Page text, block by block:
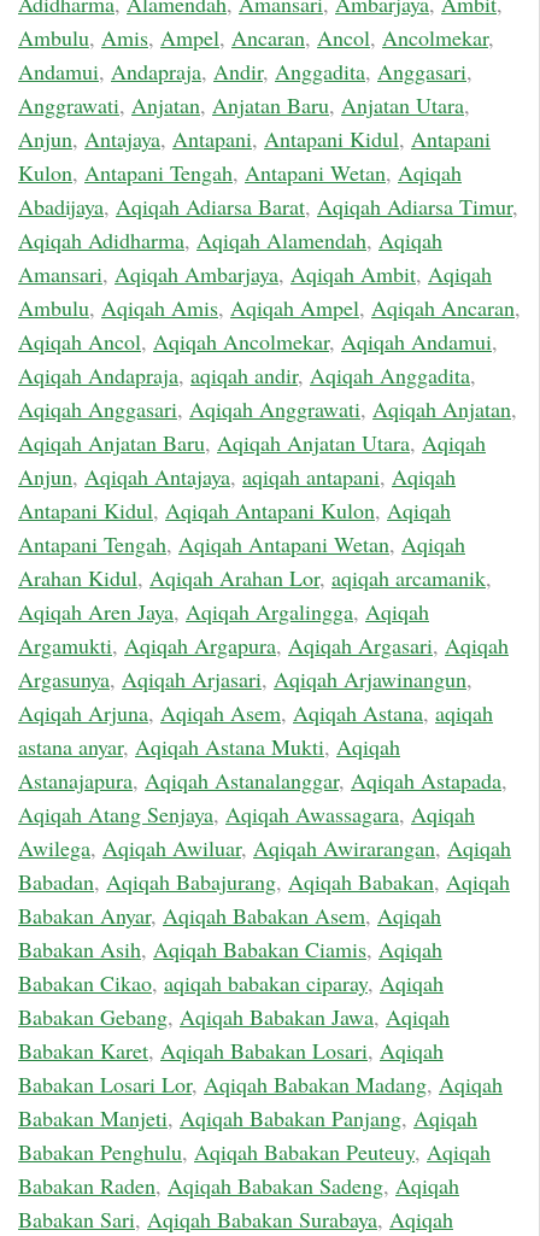
Ambulu, Amis, Ampel, Ancaran, Ancol, Ancolmekar,
Andamui, Andapraja, Andir, Anggadita, Anggasari,
Anggrawati, Anjatan, Anjatan Baru, Anjatan Utara,
Anjun, Antajaya, Antapani, Antapani Kidul, Antapani
Kulon, Antapani Tengah, Antapani Wetan, Aqiqah
Abadijaya, Aqiqah Adiarsa Barat, Aqiqah Adiarsa Timur,
Aqiqah Adidharma, Aqiqah Alamendah, Aqiqah
Amansari, Aqiqah Ambarjaya, Aqiqah Ambit, Aqiqah
Ambulu, Aqiqah Amis, Aqiqah Ampel, Aqiqah Ancaran,
Aqiqah Ancol, Aqiqah Ancolmekar, Aqiqah Andamui,
Aqiqah Andapraja, aqiqah andir, Aqiqah Anggadita,
Aqiqah Anggasari, Aqiqah Anggrawati, Aqiqah Anjatan,
Aqiqah Anjatan Baru, Aqiqah Anjatan Utara, Aqiqah
Anjun, Aqiqah Antajaya, aqiqah antapani, Aqiqah
Antapani Kidul, Aqiqah Antapani Kulon, Aqiqah
Antapani Tengah, Aqiqah Antapani Wetan, Aqiqah
Arahan Kidul, Aqiqah Arahan Lor, aqiqah arcamanik,
Aqiqah Aren Jaya, Aqiqah Argalingga, Aqiqah
Argamukti, Aqiqah Argapura, Aqiqah Argasari, Aqiqah
Argasunya, Aqiqah Arjasari, Aqiqah Arjawinangun,
Aqiqah Arjuna, Aqiqah Asem, Aqiqah Astana, aqiqah
astana anyar, Aqiqah Astana Mukti, Aqiqah
Astanajapura, Aqiqah Astanalanggar, Aqiqah Astapada,
Aqiqah Atang Senjaya, Aqiqah Awassagara, Aqiqah
Awilega, Aqiqah Awiluar, Aqiqah Awirarangan, Aqiqah
Babadan, Aqiqah Babajurang, Aqiqah Babakan, Aqiqah
Babakan Anyar, Aqiqah Babakan Asem, Aqiqah
Babakan Asih, Aqiqah Babakan Ciamis, Aqiqah
Babakan Cikao, aqiqah babakan ciparay, Aqiqah
Babakan Gebang, Aqiqah Babakan Jawa, Aqiqah
Babakan Karet, Aqiqah Babakan Losari, Aqiqah
Babakan Losari Lor, Aqiqah Babakan Madang, Aqiqah
Babakan Manjeti, Aqiqah Babakan Panjang, Aqiqah
Babakan Penghulu, Aqiqah Babakan Peuteuy, Aqiqah
Babakan Raden, Aqiqah Babakan Sadeng, Aqiqah
Babakan Sari, Aqiqah Babakan Surabaya, Aqiqah